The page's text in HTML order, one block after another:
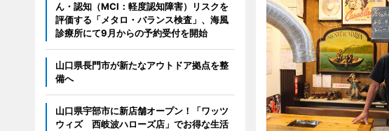
ん・認知（MCI：軽度認知障害）リスクを
評価する「メタロ・バランス検査」、海風
診療所にて9月からの予約受付を開始
山口県長門市が新たなアウトドア拠点を整
備へ
山口県宇部市に新店舗オープン！「ワッツ
ウィズ 西岐波ハローズ店」でお得な生活